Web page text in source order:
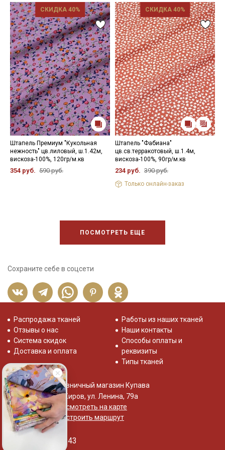
СКИДКА 40%
Штапель Премиум "Кукольная
нежность" цв.лиловый, ш.1.42м,
вискоза-100%, 120гр/м.кв
354 руб. 590 руб.
СКИДКА 40%
Штапель "Фабиана"
цв.св.терракотовый, ш.1.4м,
вискоза-100%, 90гр/м.кв
234 руб. 390 руб.
Только онлайн-заказ
ПОСМОТРЕТЬ ЕЩЕ
Сохраните себе в соцсети
Распродажа тканей
Отзывы о нас
Система скидок
Доставка и оплата
Работы из наших тканей
Наши контакты
Способы оплаты и
реквизиты
Типы тканей
Розничный магазин Купава
г. Киров, ул. Ленина, 79а
Посмотреть на карте
Построить маршрут
+7 (800) 533-75-43